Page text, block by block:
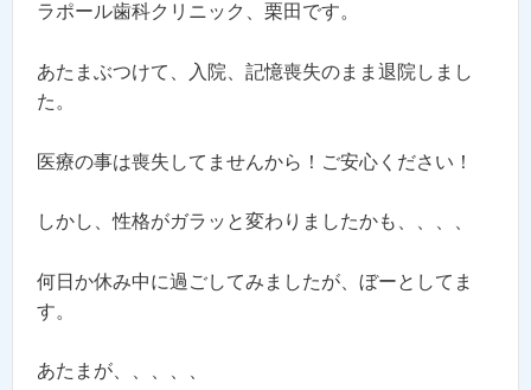
ラポール歯科クリニック、栗田です。
あたまぶつけて、入院、記憶喪失のまま退院しまし
た。
医療の事は喪失してませんから！ご安心ください！
しかし、性格がガラッと変わりましたかも、、、、
何日か休み中に過ごしてみましたが、ぼーとしてま
す。
あたまが、、、、、